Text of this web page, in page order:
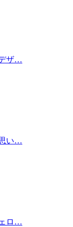
ザ…
い…
ロ…